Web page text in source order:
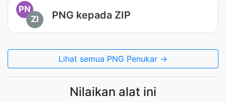
PN
ZI
PNG kepada ZIP
Lihat semua PNG Penukar →
Nilaikan alat ini